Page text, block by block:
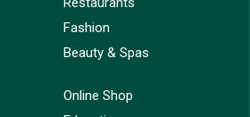
Fashion
Beauty & Spas
Online Shop